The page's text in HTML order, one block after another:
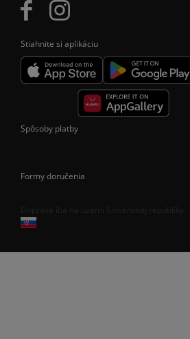
Stiahnite si aplikáciu
Spôsoby platby
Formy doručenia